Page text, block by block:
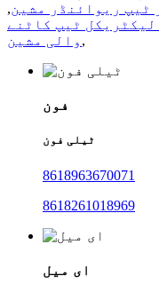
ٹیپ ریوائنڈر مشین,
ٹیپ کاٹنے
والی مشین ,
فون
ٹیلی فون
8618963670071
8618261018969
ای میل